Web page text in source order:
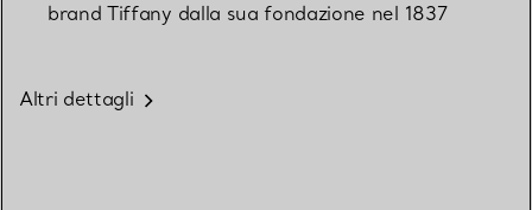
brand Tiffany dalla sua fondazione nel 1837
Altri dettagli